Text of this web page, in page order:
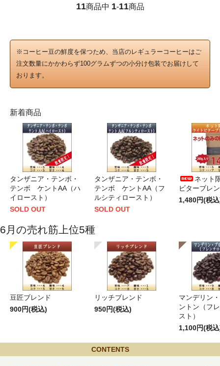
11商品中 1-11商品
※コーヒー豆の鮮度を保つため、当店のレギュラーコーヒーはご
注文数量にかかわらず100グラムずつの小分け包装でお届けして
おります。
新着商品
タンザニア・テンボ・
テンボ ケントAA（ハ
イロースト）
SOLD OUT
タンザニア・テンボ・
テンボ ケントAA（フ
ルシティロースト）
SOLD OUT
ネット
ビターブレ
1,480円(税
6月の売れ筋上位5種
豆匠ブレンド
900円(税込)
リッチブレンド
950円(税込)
マンデリン
ントン（フ
スト）
1,100円(税
CONTENTS